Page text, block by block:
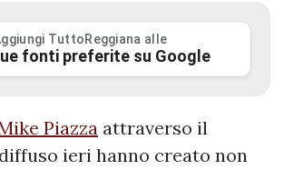
TuttoReggiana alle
fonti preferite su Google
Piazza attraverso il
ieri hanno creato non